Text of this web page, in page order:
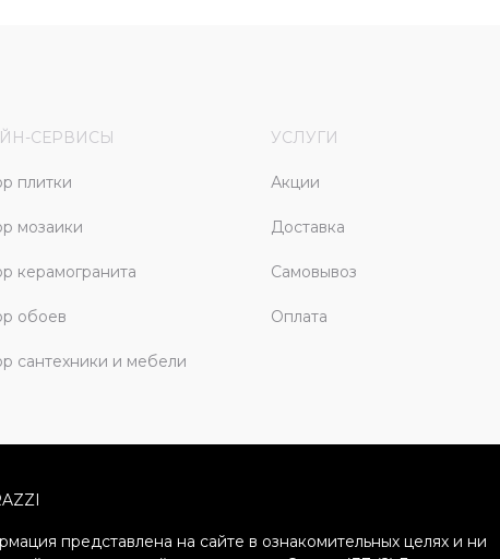
СЕРВИСЫ
плитки
мозаики
керамогранита
обоев
сантехники и мебели
УСЛУГИ
Акции
Доставка
Самовывоз
Оплата
представлена на сайте в ознакомительных целях и ни